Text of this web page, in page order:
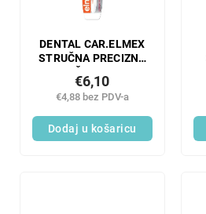
DENTAL CAR.ELMEX
STRUČNA PRECIZNA
KARIJESA
€4,88 bez PDV-a
€6,10
Dodaj u košaricu